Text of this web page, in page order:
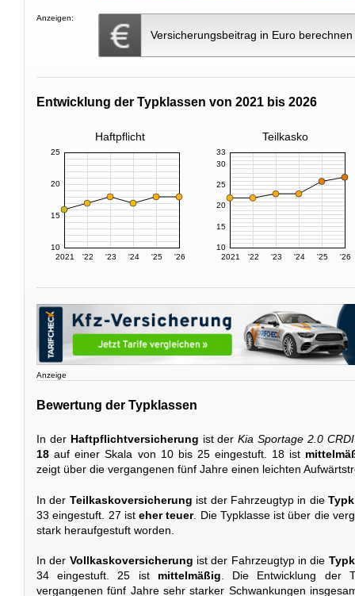
Anzeigen:
Versicherungsbeitrag in Euro berechnen
Entwicklung der Typklassen von 2021 bis 2026
Haftpflicht Teilkasko
2021 '22 '23 '24 '25 '26
10
15
20
25
2021 '22 '23 '24 '25 '26
10
15
20
25
30
33
Anzeige
Bewertung der Typklassen
In der Haftpflichtversicherung ist derKia Sportage 2.0
18 auf einer Skala von 10 bis 25 eingestuft. 18 ist
zeigt über die vergangenen fünf Jahre einen leichten
In der Teilkaskoversicherung ist der Fahrzeugtyp in die
33 eingestuft. 27 isteher teuer. Die Typklasse ist über die
stark heraufgestuft worden.
In der Vollkaskoversicherung ist der Fahrzeugtyp in die
34 eingestuft. 25 ist mittelmäßig. Die Entwicklung der
vergangenen fünf Jahre sehr starker Schwankungen